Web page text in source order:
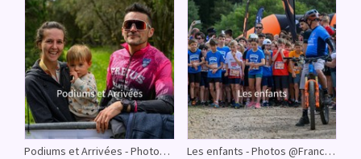
Podiums et Arrivées - Photos @Franck Cluzel Les enfants - Photos @Franck Cluzel